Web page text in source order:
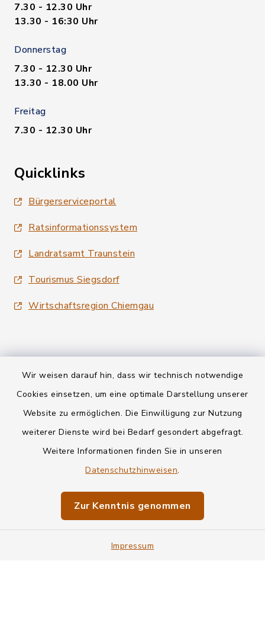
Wir weisen darauf hin, dass wir technisch notwendige
Cookies einsetzen, um eine optimale Darstellung unserer
Website zu ermöglichen. Die Einwilligung zur Nutzung
weiterer Dienste wird bei Bedarf gesondert abgefragt.
Weitere Informationen finden Sie in unseren
Datenschutzhinweisen.
Zur Kenntnis genommen
Impressum
7.30 - 12.30 Uhr
13.30 - 16:30 Uhr
Donnerstag
7.30 - 12.30 Uhr
13.30 - 18.00 Uhr
Freitag
7.30 - 12.30 Uhr
Quicklinks
Bürgerserviceportal
Ratsinformationssystem
Landratsamt Traunstein
Tourismus Siegsdorf
Wirtschaftsregion Chiemgau
Kontakt
Informationspflichten
Impressum
Sitemap